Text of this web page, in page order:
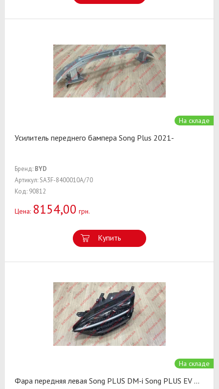
На складе
Усилитель переднего бампера Song Plus 2021-
Бренд: BYD
Артикул: SA3F-8400010A/70
Код: 90812
Цена: 8154,00 грн.
Купить
На складе
Фара передняя левая Song PLUS DM-i Song PLUS EV ...